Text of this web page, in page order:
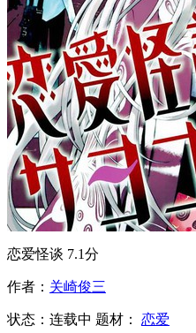
恋爱怪谈 7.1分
作者： 关崎俊三
状态： 连载中 题材： 恋爱